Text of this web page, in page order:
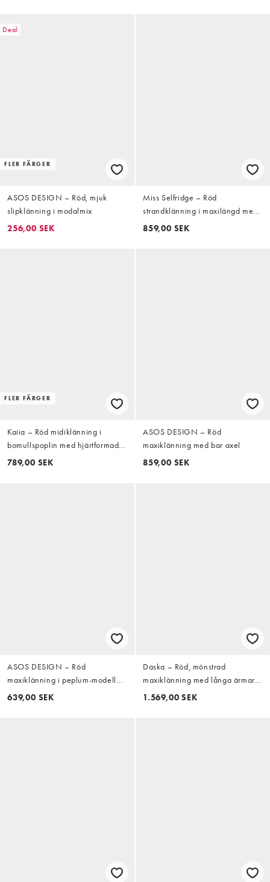
Deal
FLER FÄRGER
ASOS DESIGN – Röd, mjuk
slipklänning i modalmix
256,00 SEK
Miss Selfridge – Röd
strandklänning i maxilängd med
asymmetrisk volang och låg rygg
859,00 SEK
FLER FÄRGER
Kaiia – Röd midiklänning i
bomullspoplin med hjärtformad
halsringning, knappdetalj och
789,00 SEK
ASOS DESIGN – Röd
maxiklänning med bar axel
859,00 SEK
ASOS DESIGN – Röd
maxiklänning i peplum-modell
med v-ringning och indragen
639,00 SEK
Daska – Röd, mönstrad
maxiklänning med långa ärmar
och volang
1.569,00 SEK